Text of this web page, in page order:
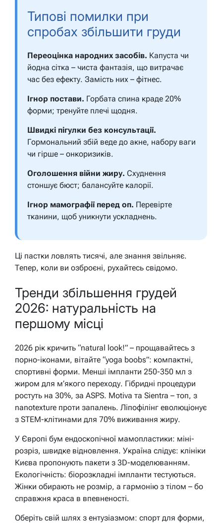
Типові помилки при
спробах збільшити груди
Переоцінка народних засобів. Капуста чи
йодна сітка – чиста фантазія, що витрачає
час без ефекту. Замість них – фітнес.
Ігнор постави. Горбата спина краде 20%
форми; тренуйте плечі щодня.
Швидкі пігулки без консультації.
Гормональний збій веде до акне, набору ваги
чи гірше – онкоризиків.
Оголошення війни жиру. Схуднення
стоншує бюст; балансуйте калорії.
Ігнор мамографії перед оп. Перевірте
тканини, щоб уникнути ускладнень.
Ці пастки ловлять тисячі, але знання звільняє.
Тепер, коли ви озброєні, рухайтесь свідомо.
Тренди збільшення грудей
2026: натуральність на
першому місці
2026 рік кричить “natural look!” – прощавайтесь з
порно-іконами, вітайте “yoga boobs”: компактні,
спортивні форми. Менші імпланти 250-350 мл з
жиром для м’якого переходу. Гібридні процедури
ростуть на 30%, за ASPS. Motiva та Sientra – топ, з
nanotexture проти запалень. Ліпофілінг еволюціонує
з STEM-клітинами для 70% виживання жиру.
У Європі бум ендоскопічної мамопластики: міні-
розріз, швидке відновлення. Україна слідує: клініки
Києва пропонують пакети з 3D-моделюванням.
Екологічність: біорозкладні імпланти тестуються.
Жінки обирають не розмір, а гармонію з тілом – бо
справжня краса в впевненості.
Оберіть свій шлях з ентузіазмом: спорт для форми,